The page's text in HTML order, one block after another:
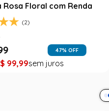
Noivinha com
R$ 49,99
1